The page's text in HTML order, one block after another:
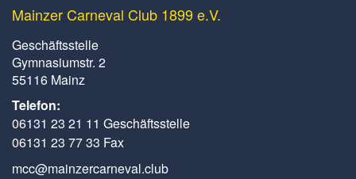
Mainzer Carneval Club 1899 e.V.
Geschäftsstelle
Gymnasiumstr. 2
55116 Mainz
Telefon:
06131 23 21 11 Geschäftsstelle
06131 23 77 33 Fax
mcc@mainzercarneval.club